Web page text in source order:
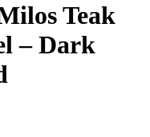
Teak
– Dark